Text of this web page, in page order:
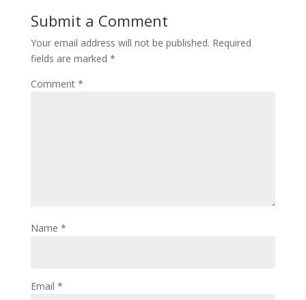
Submit a Comment
Your email address will not be published. Required
fields are marked *
Comment *
Name *
Email *